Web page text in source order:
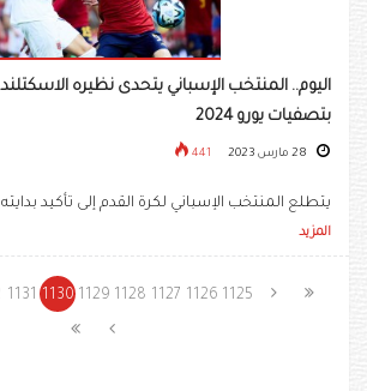
اليوم.. المنتخب الإسباني يتحدى نظيره
بتصفيات يورو 2024
441
يتطلع المنتخب الإسباني لكرة القدم إلى تأكيد
المزيد
1125
1126
1127
1128
1129
1130
1131